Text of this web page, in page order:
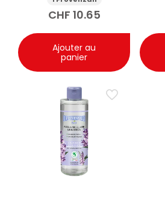
CHF 10.65
Ajouter au
panier